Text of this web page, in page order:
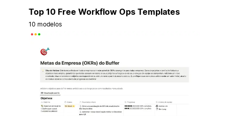
Top 10 Free Workflow Ops Templates
10 modelos